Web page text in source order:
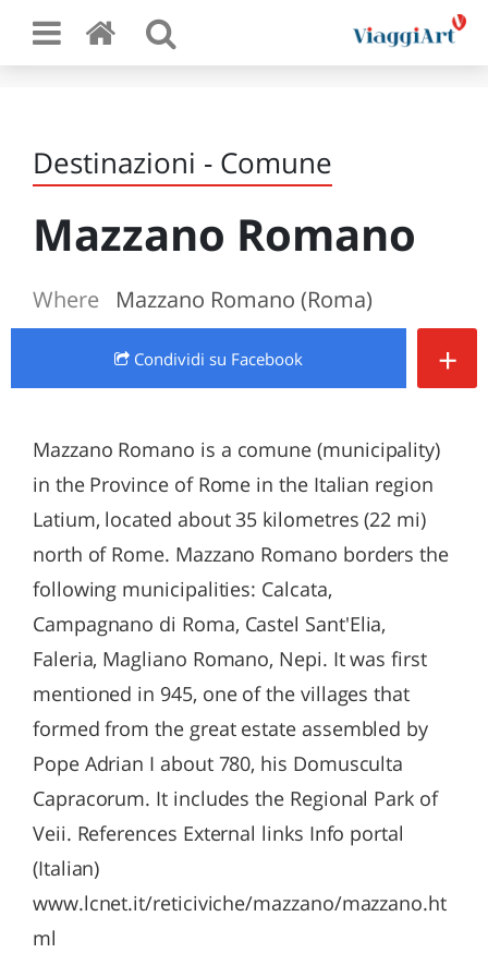
Destinazioni - Comune
Mazzano Romano
Where Mazzano Romano (Roma)
Condividi su Facebook +
Mazzano Romano is a comune (municipality)
in the Province of Rome in the Italian region
Latium, located about 35 kilometres (22 mi)
north of Rome. Mazzano Romano borders the
following municipalities: Calcata,
Campagnano di Roma, Castel Sant'Elia,
Faleria, Magliano Romano, Nepi. It was first
mentioned in 945, one of the villages that
formed from the great estate assembled by
Pope Adrian I about 780, his Domusculta
Capracorum. It includes the Regional Park of
Veii. References External links Info portal
(Italian)
www.lcnet.it/reticiviche/mazzano/mazzano.ht
ml